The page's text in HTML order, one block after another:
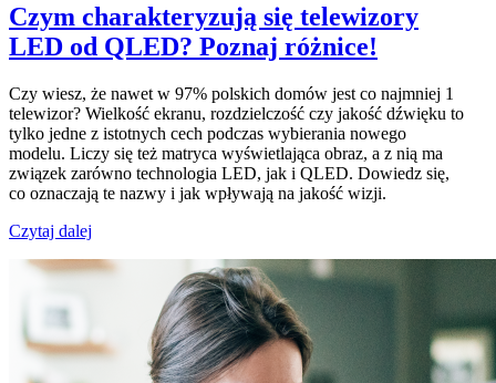
Czym charakteryzują się telewizory
LED od QLED? Poznaj różnice!
Czy wiesz, że nawet w 97% polskich domów jest co najmniej 1
telewizor? Wielkość ekranu, rozdzielczość czy jakość dźwięku to
tylko jedne z istotnych cech podczas wybierania nowego
modelu. Liczy się też matryca wyświetlająca obraz, a z nią ma
związek zarówno technologia LED, jak i QLED. Dowiedz się,
co oznaczają te nazwy i jak wpływają na jakość wizji.
Czytaj dalej